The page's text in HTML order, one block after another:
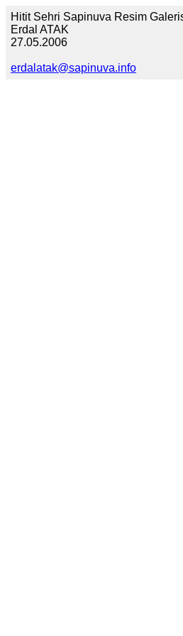
Hitit Sehri Sapinuva Resim
Erdal ATAK
27.05.2006
erdalatak@sapinuva.info